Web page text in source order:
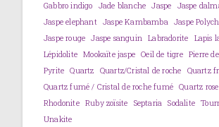
Gabbro indigo
Jade blanche Jaspe
Jaspe
Jaspe elephant Jaspe Kambamba Jaspe
Jaspe rouge
Jaspe sanguin Labradorite
Lapis
Lépidolite Mookaïte jaspe Oeil de tigre Pierre
Pyrite
Quartz Quartz/Cristal de roche
Quartz
Quartz fumé / Cristal de roche fumé Quartz rose
Rhodonite Ruby zoïsite Septaria Sodalite
Unakite